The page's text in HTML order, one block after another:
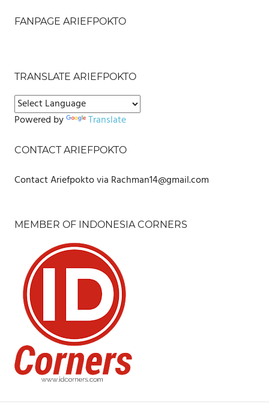
FANPAGE ARIEFPOKTO
TRANSLATE ARIEFPOKTO
Powered by Translate
CONTACT ARIEFPOKTO
Contact Ariefpokto via Rachman14@gmail.com
MEMBER OF INDONESIA CORNERS